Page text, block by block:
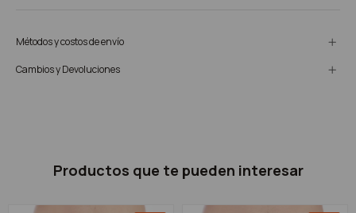
Métodos y costos de envío
Cambios y Devoluciones
Productos que te pueden interesar